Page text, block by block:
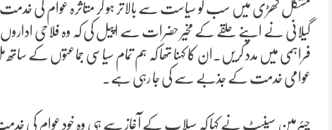
مشکل گھڑی میں سب کو سیاست سے بالاتر ہو کر متاثرہ عوام کی
گیلانی نے اپنے حلقے کے مخیر حضرات سے اپیل کی کہ وہ فلاحی
فراہمی میں مدد کریں۔ان کا کہنا تھا کہ ہم تمام سیاسی جماعتوں کے
عوامی خدمت کے جذبے سے کی جا رہی ہے۔
چیئرمین سینیٹ نے کہا کہ سیلاب کے آغاز سے ہی وہ خود عوام کی